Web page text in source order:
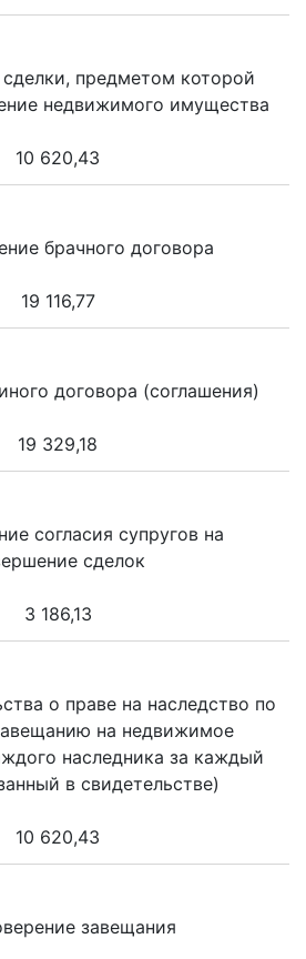
предметом которой
недвижимого имущества
10 620,43
брачного договора
19 116,77
договора (соглашения)
19 329,18
согласия супругов на
сделок
3 186,13
о праве на наследство по
на недвижимое
наследника за каждый
в свидетельстве)
10 620,43
завещания